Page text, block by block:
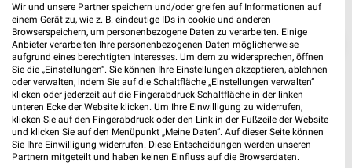
Wir und unsere Partner speichern und/oder greifen auf Informationen auf
einem Gerät zu, wie z. B. eindeutige IDs in cookie und anderen
Browserspeichern, um personenbezogene Daten zu verarbeiten. Einige
Anbieter verarbeiten Ihre personenbezogenen Daten möglicherweise
aufgrund eines berechtigten Interesses. Um dem zu widersprechen, öffnen
Sie die „Einstellungen“. Sie können Ihre Einstellungen akzeptieren, ablehnen
oder verwalten, indem Sie auf die Schaltfläche „Einstellungen verwalten“
klicken oder jederzeit auf die Fingerabdruck-Schaltfläche in der linken
unteren Ecke der Website klicken. Um Ihre Einwilligung zu widerrufen,
klicken Sie auf den Fingerabdruck oder den Link in der Fußzeile der Website
und klicken Sie auf den Menüpunkt „Meine Daten“. Auf dieser Seite können
Sie Ihre Einwilligung widerrufen. Diese Entscheidungen werden unseren
Partnern mitgeteilt und haben keinen Einfluss auf die Browserdaten.